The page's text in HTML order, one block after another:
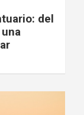
del